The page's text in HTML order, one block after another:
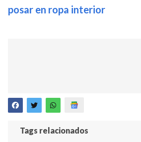
posar en ropa interior
Tags relacionados